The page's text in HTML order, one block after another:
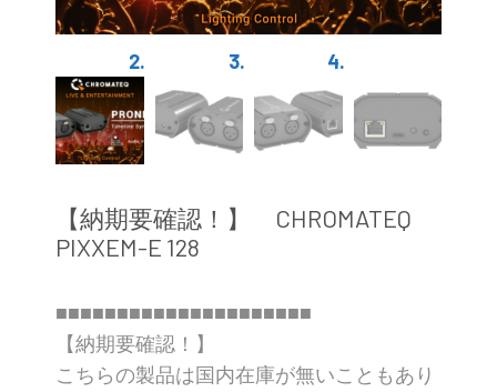
【納期要確認！】 CHROMATEQ
PIXXEM-E 128
■■■■■■■■■■■■■■■■■■■■■
【納期要確認！】
こちらの製品は国内在庫が無いこともあり